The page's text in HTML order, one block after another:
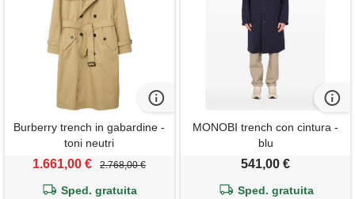
Burberry trench in gabardine -
toni neutri
1.661,00 € 2.768,00 €
Sped. gratuita
MONOBI trench con cintura -
blu
541,00 €
Sped. gratuita